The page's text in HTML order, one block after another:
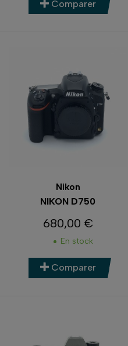
Comparer
Nikon
NIKON D750
Prix
680,00 €
En stock
Comparer